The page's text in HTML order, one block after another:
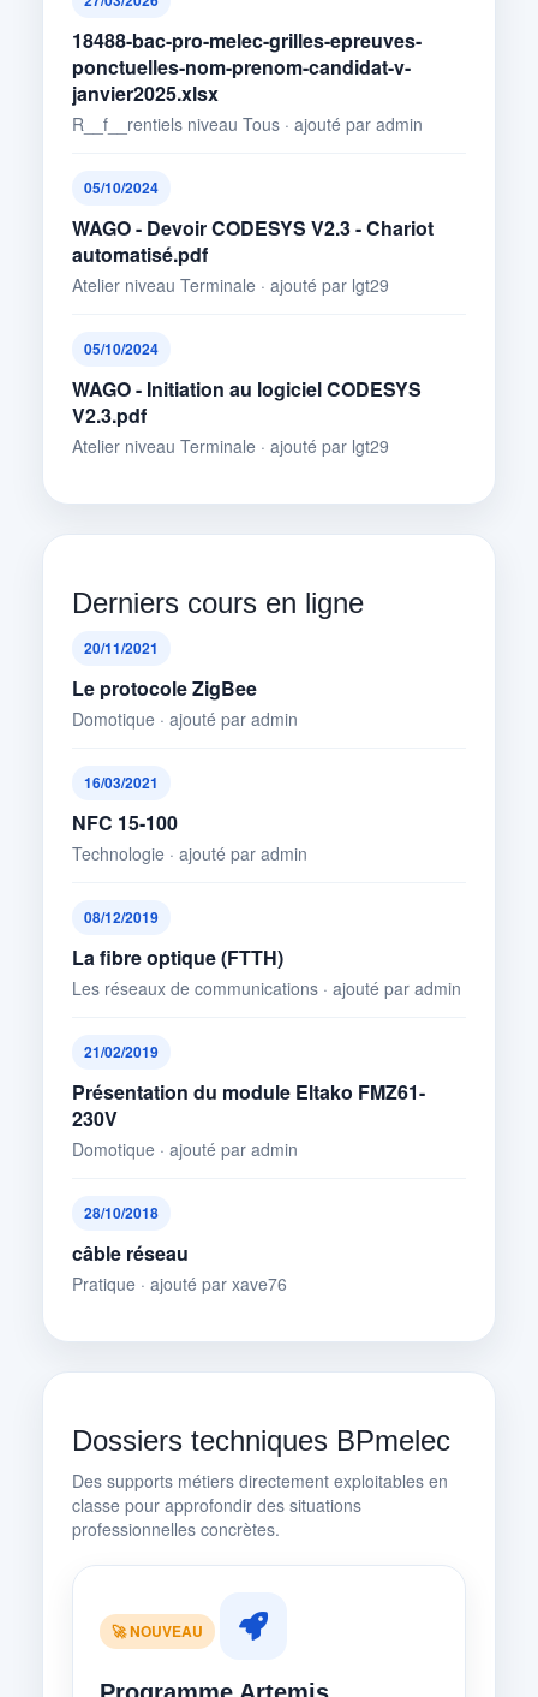
18488-bac-pro-melec-grilles-epreuves-
ponctuelles-nom-prenom-candidat-v-
janvier2025.xlsx
R__f__rentiels niveau Tous · ajouté par admin
05/10/2024
WAGO - Devoir CODESYS V2.3 - Chariot
automatisé.pdf
Atelier niveau Terminale · ajouté par lgt29
05/10/2024
WAGO - Initiation au logiciel CODESYS
V2.3.pdf
Atelier niveau Terminale · ajouté par lgt29
Derniers cours en ligne
20/11/2021
Le protocole ZigBee
Domotique · ajouté par admin
16/03/2021
NFC 15-100
Technologie · ajouté par admin
08/12/2019
La fibre optique (FTTH)
Les réseaux de communications · ajouté par admin
21/02/2019
Présentation du module Eltako FMZ61-
230V
Domotique · ajouté par admin
28/10/2018
câble réseau
Pratique · ajouté par xave76
Dossiers techniques BPmelec
Des supports métiers directement exploitables en
classe pour approfondir des situations
professionnelles concrètes.
🚀 NOUVEAU